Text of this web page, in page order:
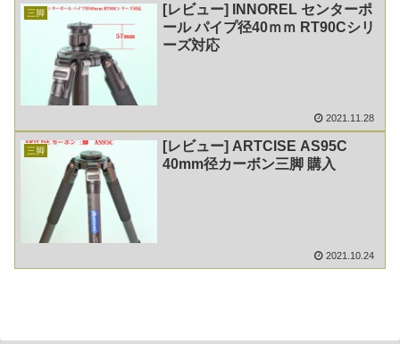
三脚
[レビュー] INNOREL センターポ
ール パイプ径40ｍｍ RT90Cシリ
ーズ対応
2021.11.28
三脚
[レビュー] ARTCISE AS95C
40mm径カーボン三脚 購入
2021.10.24